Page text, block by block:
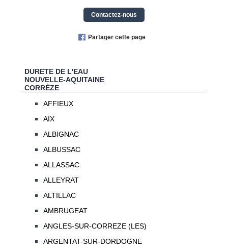
Contactez-nous
Partager cette page
DURETE DE L'EAU
NOUVELLE-AQUITAINE
CORRÈZE
AFFIEUX
AIX
ALBIGNAC
ALBUSSAC
ALLASSAC
ALLEYRAT
ALTILLAC
AMBRUGEAT
ANGLES-SUR-CORREZE (LES)
ARGENTAT-SUR-DORDOGNE